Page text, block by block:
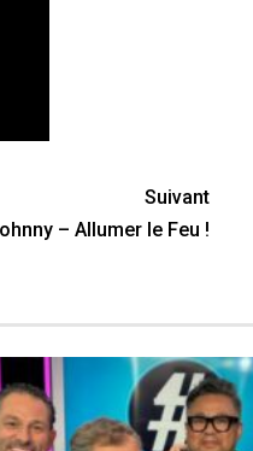
Suivant
– Allumer le Feu !